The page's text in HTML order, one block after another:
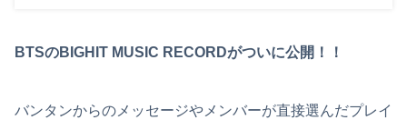
BTSのBIGHIT MUSIC RECORDがついに公開！！
バンタンからのメッセージやメンバーが直接選んだプレイ